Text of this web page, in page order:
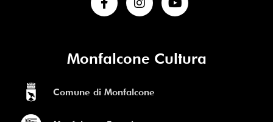
Monfalcone Cultura
Comune di Monfalcone